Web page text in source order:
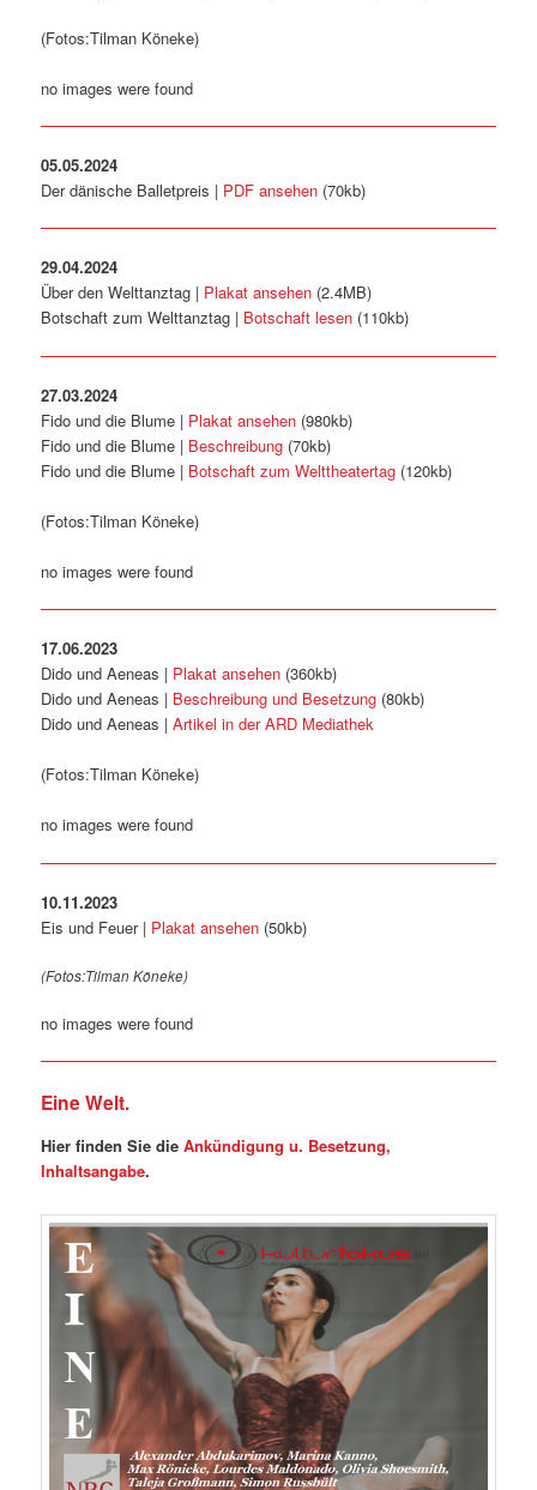
(Fotos:Tilman Köneke)
no images were found
05.05.2024
Der dänische Balletpreis | PDF ansehen (70kb)
29.04.2024
Über den Welttanztag | Plakat ansehen (2.4MB)
Botschaft zum Welttanztag | Botschaft lesen (110kb)
27.03.2024
Fido und die Blume | Plakat ansehen (980kb)
Fido und die Blume | Beschreibung (70kb)
Fido und die Blume | Botschaft zum Welttheatertag (120kb)
(Fotos:Tilman Köneke)
no images were found
17.06.2023
Dido und Aeneas | Plakat ansehen (360kb)
Dido und Aeneas | Beschreibung und Besetzung (80kb)
Dido und Aeneas |Artikel in der ARD Mediathek
(Fotos:Tilman Köneke)
no images were found
10.11.2023
Eis und Feuer | Plakat ansehen (50kb)
(Fotos:Tilman Köneke)
no images were found
Eine Welt.
Hier finden Sie dieAnkündigung u. Besetzung,
Inhaltsangabe.